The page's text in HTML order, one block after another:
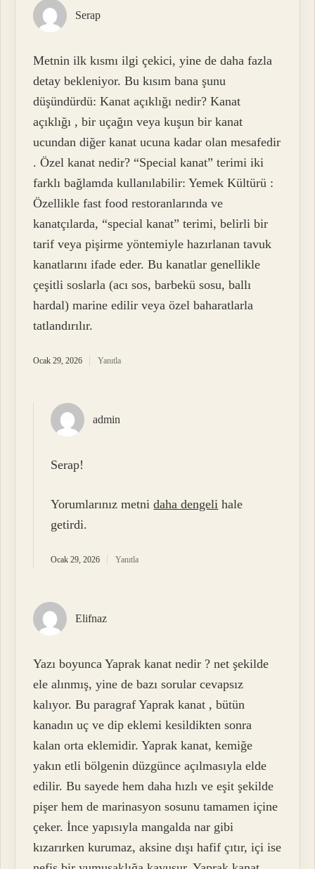
Serap
Metnin ilk kısmı ilgi çekici, yine de daha fazla
detay bekleniyor. Bu kısım bana şunu
düşündürdü: Kanat açıklığı nedir? Kanat
açıklığı , bir uçağın veya kuşun bir kanat
ucundan diğer kanat ucuna kadar olan mesafedir
. Özel kanat nedir? “Special kanat” terimi iki
farklı bağlamda kullanılabilir: Yemek Kültürü :
Özellikle fast food restoranlarında ve
kanatçılarda, “special kanat” terimi, belirli bir
tarif veya pişirme yöntemiyle hazırlanan tavuk
kanatlarını ifade eder. Bu kanatlar genellikle
çeşitli soslarla (acı sos, barbekü sosu, ballı
hardal) marine edilir veya özel baharatlarla
tatlandırılır.
Ocak 29, 2026 Yanıtla
admin
Serap!
Yorumlarınız metnidaha dengeli hale
getirdi.
Ocak 29, 2026 Yanıtla
Elifnaz
Yazı boyunca Yaprak kanat nedir ? net şekilde
ele alınmış, yine de bazı sorular cevapsız
kalıyor. Bu paragraf Yaprak kanat , bütün
kanadın uç ve dip eklemi kesildikten sonra
kalan orta eklemidir. Yaprak kanat, kemiğe
yakın etli bölgenin düzgünce açılmasıyla elde
edilir. Bu sayede hem daha hızlı ve eşit şekilde
pişer hem de marinasyon sosunu tamamen içine
çeker. İnce yapısıyla mangalda nar gibi
kızarırken kurumaz, aksine dışı hafif çıtır, içi ise